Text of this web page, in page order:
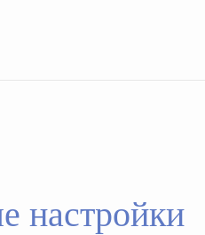
настройки